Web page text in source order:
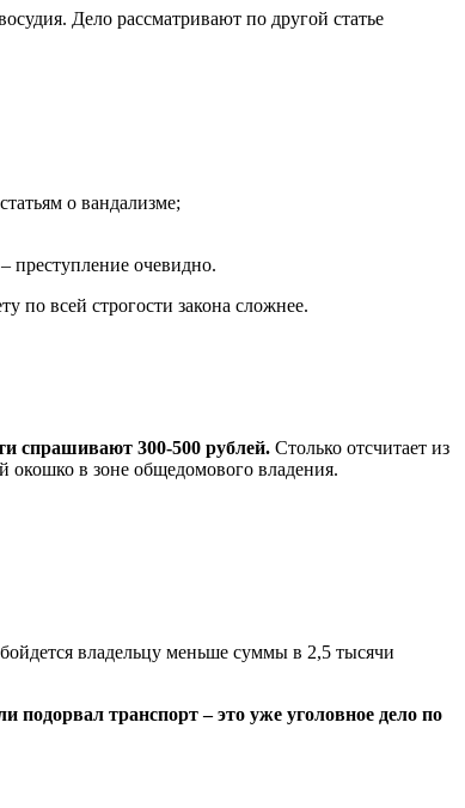
Дело рассматривают по другой статье
о вандализме;
преступление очевидно.
по всей строгости закона сложнее.
спрашивают 300-500 рублей. Столько отсчитает из
окошко в зоне общедомового владения.
владельцу меньше суммы в 2,5 тысячи
подорвал транспорт – это уже уголовное дело по